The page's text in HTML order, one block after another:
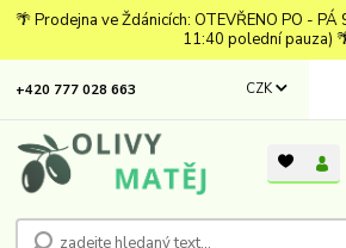
🌴 Prodejna ve Ždánicích: OTEVŘENO PO -
11:40 polední pauza)
CZK
+420 777 028 663